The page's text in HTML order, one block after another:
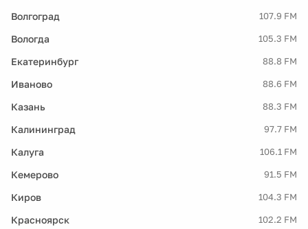
Волгоград 107.9 FM
Вологда 105.3 FM
Екатеринбург 88.8 FM
Иваново 88.6 FM
Казань 88.3 FM
Калининград 97.7 FM
Калуга 106.1 FM
Кемерово 91.5 FM
Киров 104.3 FM
Красноярск 102.2 FM